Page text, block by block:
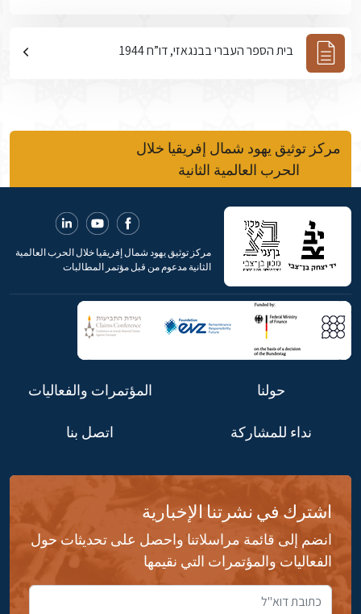
בית הספר העברי בבנגאזי, דו”ח 1944
مركز توثيق يهود شمال إفريقيا خلال
الحرب العالمية الثانية
مركز توثيق يهود شمال إفريقيا خلال الحرب العالمية
الثانية مدعوم من قبل مؤتمر المطالبات
حولنا المؤتمرات والفعاليات
نداء للمشاركة اتصل بنا
اشترك في نشرتنا الإخبارية
انضم إلى قائمة مراسلاتنا واحصل على تحديثات حول
الفعاليات والمؤتمرات التي نقيمها